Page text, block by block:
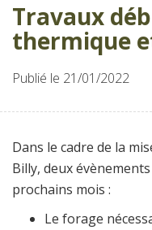
Travaux
thermique
Publié le 21/01/2022
Dans le cadre de la
Billy, deux
prochains mois :
Le forage